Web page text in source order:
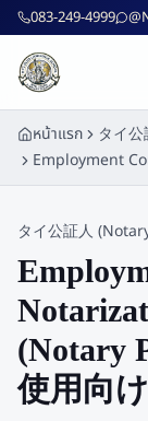
ข้ามไปยังเนื้อหาหลัก
083-249-4999
หน้าแรก
タイ
Employment
タイ公証人
(Notary
使用向け